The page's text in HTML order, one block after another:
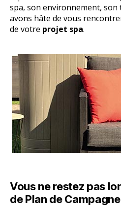
spa, son environnement, son
avons hâte de vous
de votre projet spa.
Vous ne restez pas
de Plan de